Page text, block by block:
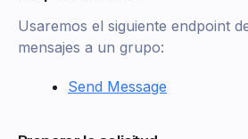
Usaremos el siguiente endpoint
mensajes a un grupo:
Send Message